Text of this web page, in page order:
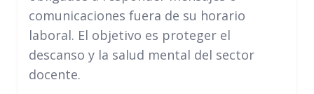
comunicaciones fuera de su horario
laboral. El objetivo es proteger el
descanso y la salud mental del sector
docente.